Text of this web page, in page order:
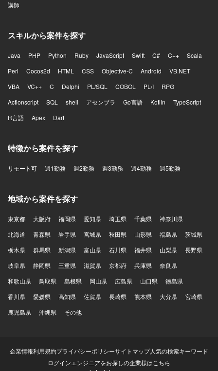
講師
スキルから案件を探す
Java PHP Python Ruby JavaScript Swift C# C++
Scala
Perl
Cocos2d HTML CSS Objective-C Android
VB.NET
VBA
VC++ C Delphi PL/SQL COBOL PL/I
RPG
Actionscript
SQL shell アセンブラ Go言語 Kotlin
TypeScript
R言語
Apex Dart
特徴から案件を探す
リモート可 週1勤務 週2勤務 週3勤務 週4勤務 週5勤務
地域から案件を探す
東京都 大阪府 福岡県 愛知県 埼玉県 千葉県
神奈川県
北海道
青森県 岩手県 宮城県 秋田県 山形県 福島県
茨城県
栃木県
群馬県 新潟県 富山県 石川県 福井県 山梨県
長野県
岐阜県
静岡県 三重県 滋賀県 京都府 兵庫県
奈良県
和歌山県
鳥取県 島根県 岡山県 広島県 山口県
徳島県
香川県
愛媛県 高知県 佐賀県 長崎県 熊本県 大分県
宮崎県
鹿児島県
沖縄県 その他
企業情報利用規約プライバシーポリシーサイトマップ人気の検索キーワード
ログインエンジニアをお探しの企業様はこちら